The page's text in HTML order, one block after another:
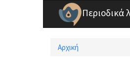
Παράκαμψη προς το κυρίως περιεχόμενο
Περιοδικά
Είστε εδώ
Αρχική